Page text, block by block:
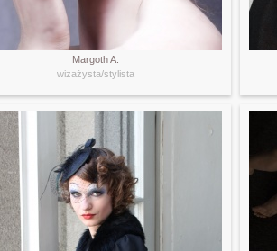
Margoth A.
wizażysta/stylista